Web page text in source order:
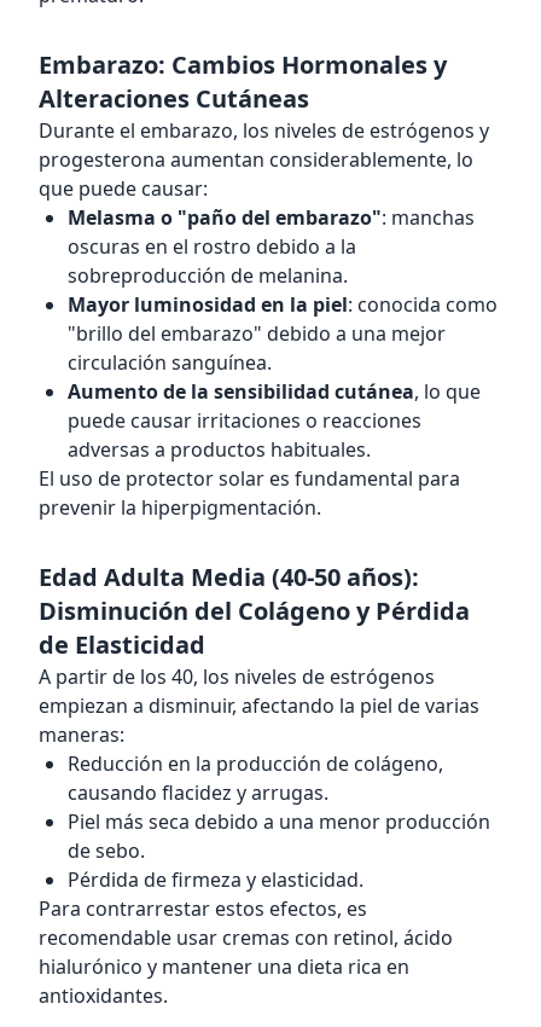
Embarazo: Cambios Hormonales y
Alteraciones Cutáneas
Durante el embarazo, los niveles de estrógenos y
progesterona aumentan considerablemente, lo
que puede causar:
Melasma o "paño del embarazo": manchas
oscuras en el rostro debido a la
sobreproducción de melanina.
Mayor luminosidad en la piel: conocida como
"brillo del embarazo" debido a una mejor
circulación sanguínea.
Aumento de la sensibilidad cutánea, lo que
puede causar irritaciones o reacciones
adversas a productos habituales.
El uso de protector solar es fundamental para
prevenir la hiperpigmentación.
Edad Adulta Media (40-50 años):
Disminución del Colágeno y Pérdida
de Elasticidad
A partir de los 40, los niveles de estrógenos
empiezan a disminuir, afectando la piel de varias
maneras:
Reducción en la producción de colágeno,
causando flacidez y arrugas.
Piel más seca debido a una menor producción
de sebo.
Pérdida de firmeza y elasticidad.
Para contrarrestar estos efectos, es
recomendable usar cremas con retinol, ácido
hialurónico y mantener una dieta rica en
antioxidantes.